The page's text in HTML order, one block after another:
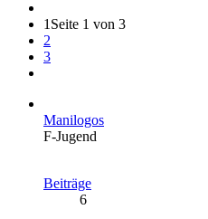
1 Seite 1 von 3
2
3
Manilogos
F-Jugend
Beiträge
6